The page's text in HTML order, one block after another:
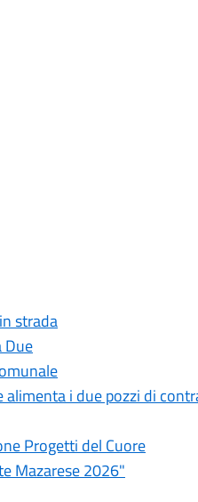
strada
Due
i due pozzi di
Progetti del Cuore
Mazarese 2026"